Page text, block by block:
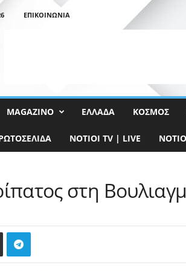
ΕΠΙΚΟΙΝΩΝΊΑ
MAGAZINO ΕΛΛΆΔΑ ΚΌΣΜΟΣ
NOTIOI TV | LIVE
στη